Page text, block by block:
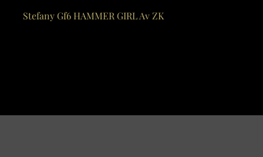
Stefany Gf6 HAMMER GIRL Av ZK